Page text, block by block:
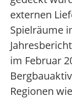
externen
Spielräume
im Februar
Regionen